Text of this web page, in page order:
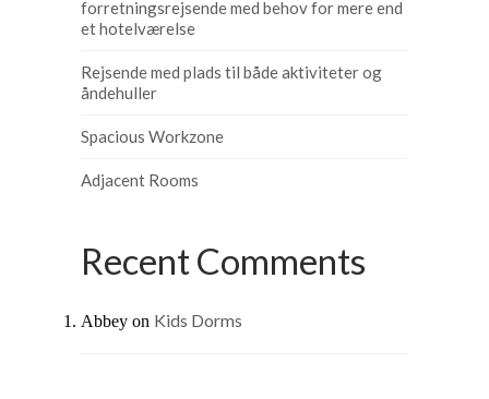
forretningsrejsende med behov for mere end
et hotelværelse
Rejsende med plads til både aktiviteter og
åndehuller
Spacious Workzone
Adjacent Rooms
Recent Comments
Abbey on Kids Dorms